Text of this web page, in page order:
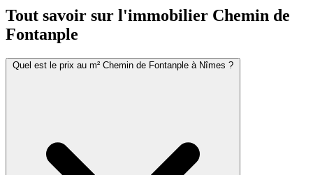
Tout savoir sur l'immobilier Chemin de
Fontanple
Quel est le prix au m² Chemin de Fontanple à Nîmes ?